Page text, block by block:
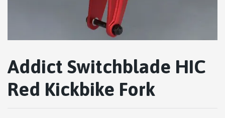
Addict Switchblade HIC
Red Kickbike Fork